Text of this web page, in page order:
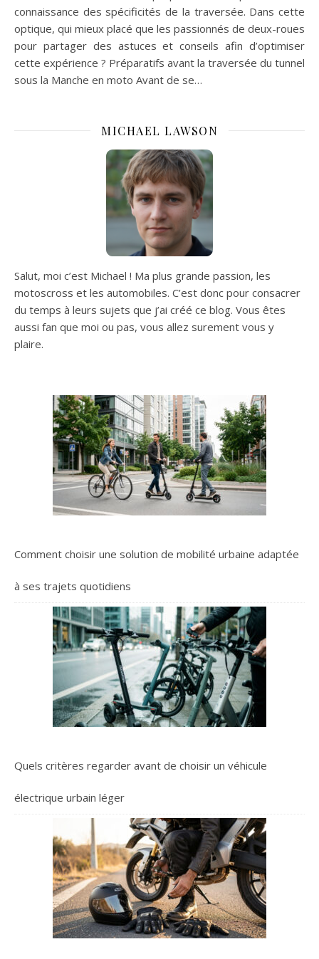
connaissance des spécificités de la traversée. Dans cette
optique, qui mieux placé que les passionnés de deux-roues
pour partager des astuces et conseils afin d’optimiser
cette expérience ? Préparatifs avant la traversée du tunnel
sous la Manche en moto Avant de se…
MICHAEL LAWSON
Salut, moi c’est Michael ! Ma plus grande passion, les
motoscross et les automobiles. C’est donc pour consacrer
du temps à leurs sujets que j’ai créé ce blog. Vous êtes
aussi fan que moi ou pas, vous allez surement vous y
plaire.
Comment choisir une solution de mobilité urbaine adaptée
à ses trajets quotidiens
Quels critères regarder avant de choisir un véhicule
électrique urbain léger